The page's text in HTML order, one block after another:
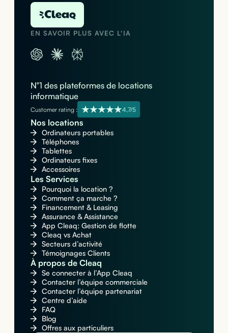
EN SAVOIR PLUS AVEC L'IA
N°1 des plateformes de locations
informatique
Customer rating : 4,7/5
Nos locations
Ordinateurs portables
Téléphones
Tablettes
Ordinateurs fixes
Accessoires
Les Services
Pourquoi la location ?
Comment ça marche ?
Financement & Leasing
Assurance & Assistance
App Cleaq: Gestion de flotte
Cleaq vs Achat
Secteurs d’activité
Témoignages Clients
À propos de Cleaq
Se connecter à l’App Cleaq
Contacter l’équipe commerciale
Contacter l’équipe partenariat
Centre d’aide
FAQ
Blog
Offres aux particuliers